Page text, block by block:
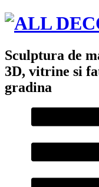
Sculptura de
3D, vitrine si
gradina